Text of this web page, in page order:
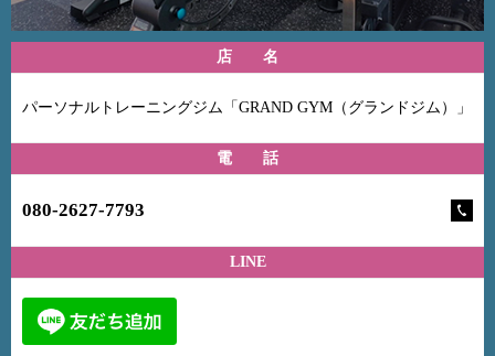
店 名
パーソナルトレーニングジム「GRAND GYM（グランドジム）」
電 話
080-2627-7793
LINE